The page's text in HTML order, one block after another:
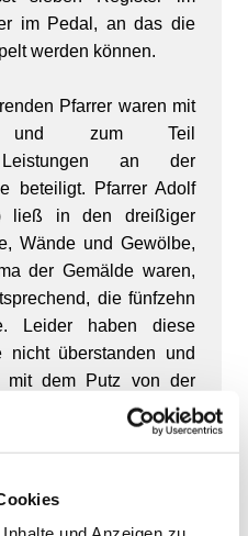
im Pedal, an das die
werden können.
Pfarrer waren mit
und zum Teil
Leistungen an der
beteiligt. Pfarrer Adolf
ließ in den dreißiger
Wände und Gewölbe,
der Gemälde waren,
die fünfzehn
Leider haben diese
nicht überstanden und
mit dem Putz von der
davon nur noch
Wessels (Kaplan und